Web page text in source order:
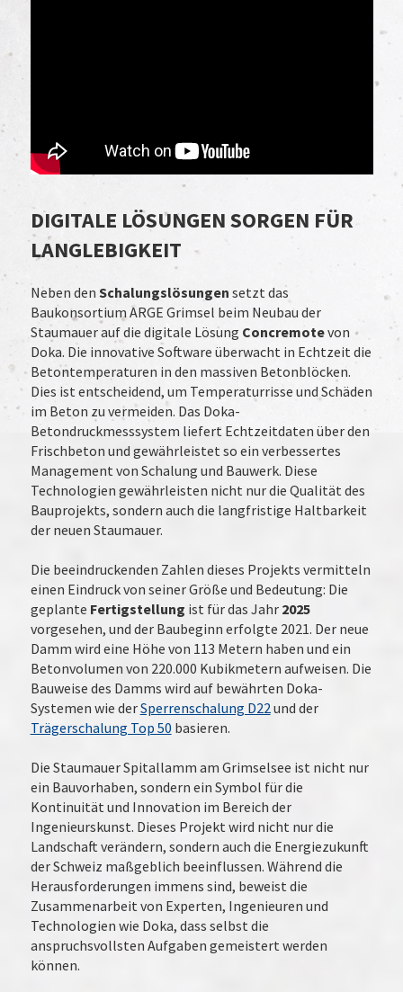
DIGITALE LÖSUNGEN SORGEN FÜR
LANGLEBIGKEIT
Neben den Schalungslösungen setzt das
Baukonsortium ARGE Grimsel beim Neubau der
Staumauer auf die digitale Lösung Concremotevon
Doka. Die innovative Software überwacht in Echtzeit die
Betontemperaturen in den massiven Betonblöcken.
Dies ist entscheidend, um Temperaturrisse und Schäden
im Beton zu vermeiden. Das Doka-
Betondruckmesssystem liefert Echtzeitdaten über den
Frischbeton und gewährleistet so ein verbessertes
Management von Schalung und Bauwerk. Diese
Technologien gewährleisten nicht nur die Qualität des
Bauprojekts, sondern auch die langfristige Haltbarkeit
der neuen Staumauer.
Die beeindruckenden Zahlen dieses Projekts vermitteln
einen Eindruck von seiner Größe und Bedeutung: Die
geplante Fertigstellung ist für das Jahr 2025
vorgesehen, und der Baubeginn erfolgte 2021. Der neue
Damm wird eine Höhe von 113 Metern haben und ein
Betonvolumen von 220.000 Kubikmetern aufweisen. Die
Bauweise des Damms wird auf bewährten Doka-
Systemen wie derSperrenschalung D22und der
Trägerschalung Top 50 basieren.
Die Staumauer Spitallamm am Grimselsee ist nicht nur
ein Bauvorhaben, sondern ein Symbol für die
Kontinuität und Innovation im Bereich der
Ingenieurskunst. Dieses Projekt wird nicht nur die
Landschaft verändern, sondern auch die Energiezukunft
der Schweiz maßgeblich beeinflussen. Während die
Herausforderungen immens sind, beweist die
Zusammenarbeit von Experten, Ingenieuren und
Technologien wie Doka, dass selbst die
anspruchsvollsten Aufgaben gemeistert werden
können.